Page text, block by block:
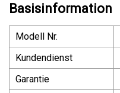
Basisinformation
Modell Nr.
Kundendienst
Garantie